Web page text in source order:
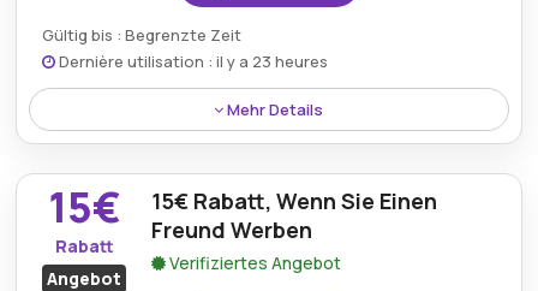
Gültig bis : Begrenzte Zeit
Dernière utilisation : il y a 23 heures
Mehr Details
Ein Rabatt von 51% ist auf den 7-GB-
Monatsdatentarif verfügbar und bietet Käufern eine
erschwingliche Option für konstante Konnektivität
und effiziente Datennutzung.
15€
Rabatt
Angebot
15€ Rabatt, Wenn Sie Einen
Freund Werben
Verifiziertes Angebot